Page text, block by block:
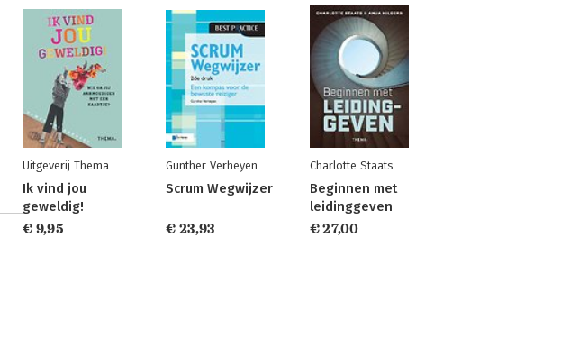
Uitgeverij Thema
Ik vind jou
geweldig!
€ 9,95
Gunther Verheyen
Scrum Wegwijzer
€ 23,93
Charlotte Staats
Beginnen met
leidinggeven
€ 27,00